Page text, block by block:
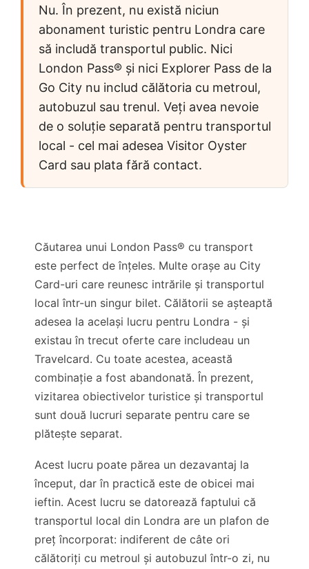
Nu. În prezent, nu există niciun
abonament turistic pentru Londra care
să includă transportul public. Nici
London Pass® și nici Explorer Pass de la
Go City nu includ călătoria cu metroul,
autobuzul sau trenul. Veți avea nevoie
de o soluție separată pentru transportul
local - cel mai adesea Visitor Oyster
Card sau plata fără contact.
Căutarea unui London Pass® cu transport
este perfect de înțeles. Multe orașe au City
Card-uri care reunesc intrările și transportul
local într-un singur bilet. Călătorii se așteaptă
adesea la același lucru pentru Londra - și
existau în trecut oferte care includeau un
Travelcard. Cu toate acestea, această
combinație a fost abandonată. În prezent,
vizitarea obiectivelor turistice și transportul
sunt două lucruri separate pentru care se
plătește separat.
Acest lucru poate părea un dezavantaj la
început, dar în practică este de obicei mai
ieftin. Acest lucru se datorează faptului că
transportul local din Londra are un plafon de
preț încorporat: indiferent de câte ori
călătoriți cu metroul și autobuzul într-o zi, nu